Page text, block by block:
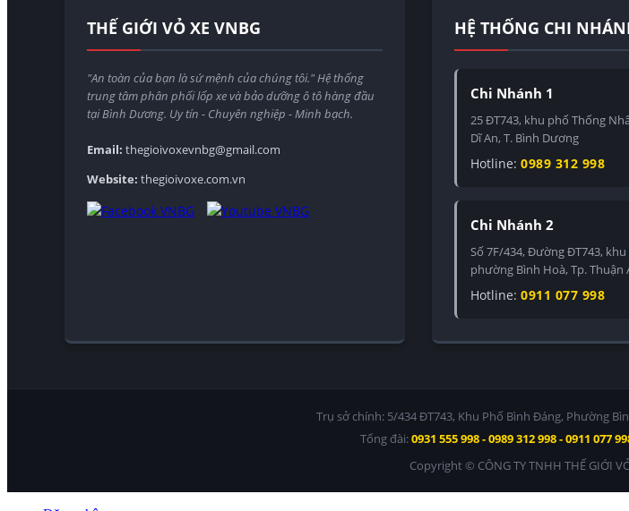
THẾ GIỚI VỎ XE VNBG
"An toàn của bạn là sứ mệnh của chúng tôi." Hệ thống
trung tâm phân phối lốp xe và bảo dưỡng ô tô hàng đầu
tại Bình Dương. Uy tín - Chuyên nghiệp - Minh bạch.
Email: thegioivoxevnbg@gmail.com
Website: thegioivoxe.com.vn
HỆ THỐNG CHI
Chi Nhánh 1
25 ĐT743, khu phố Thống
Dĩ An, T. Bình Dương
Hotline: 0989 312 998
Chi Nhánh 2
Số 7F/434, Đường ĐT743,
phường Bình Hoà, Tp. Thuận
Hotline: 0911 077 998
Trụ sở chính: 5/434 ĐT743, Khu Phố Bình Đáng, Phường
Tổng đài:0931 555 998 - 0989 312 998 - 0911 077
Copyright © CÔNG TY TNHH THẾ GIỚI